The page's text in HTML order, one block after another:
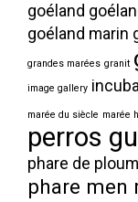
goéland
goéland marin
grandes marées granit
image gallery
marée du siècle marée
perros
phare de
phare men